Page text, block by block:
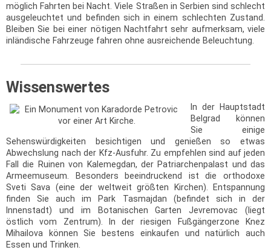
möglich Fahrten bei Nacht. Viele Straßen in Serbien sind schlecht
ausgeleuchtet und befinden sich in einem schlechten Zustand.
Bleiben Sie bei einer nötigen Nachtfahrt sehr aufmerksam, viele
inländische Fahrzeuge fahren ohne ausreichende Beleuchtung.
Wissenswertes
In der Hauptstadt
Belgrad können
Sie einige
Sehenswürdigkeiten besichtigen und genießen so etwas
Abwechslung nach der Kfz-Ausfuhr. Zu empfehlen sind auf jeden
Fall die Ruinen von Kalemegdan, der Patriarchenpalast und das
Armeemuseum. Besonders beeindruckend ist die orthodoxe
Sveti Sava (eine der weltweit größten Kirchen). Entspannung
finden Sie auch im Park Tasmajdan (befindet sich in der
Innenstadt) und im Botanischen Garten Jevremovac (liegt
östlich vom Zentrum). In der riesigen Fußgängerzone Knez
Mihailova können Sie bestens einkaufen und natürlich auch
Essen und Trinken.